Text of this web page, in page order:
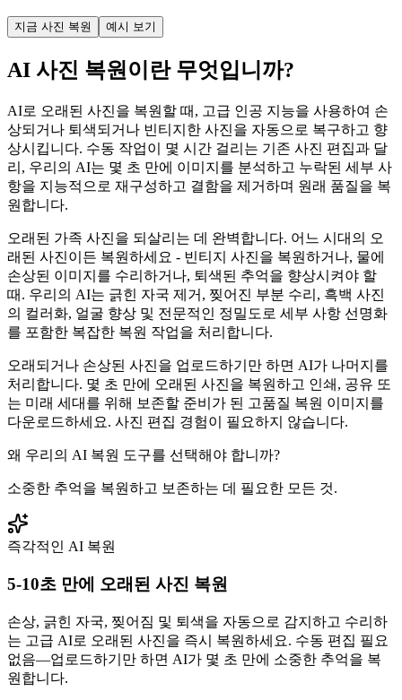
지금 사진 복원 예시 보기
AI 사진 복원이란 무엇입니까?
AI로 오래된 사진을 복원할 때, 고급 인공 지능을 사용하여 손
상되거나 퇴색되거나 빈티지한 사진을 자동으로 복구하고 향
상시킵니다. 수동 작업이 몇 시간 걸리는 기존 사진 편집과 달
리, 우리의 AI는 몇 초 만에 이미지를 분석하고 누락된 세부 사
항을 지능적으로 재구성하고 결함을 제거하며 원래 품질을 복
원합니다.
오래된 가족 사진을 되살리는 데 완벽합니다. 어느 시대의 오
래된 사진이든 복원하세요 - 빈티지 사진을 복원하거나, 물에
손상된 이미지를 수리하거나, 퇴색된 추억을 향상시켜야 할
때. 우리의 AI는 긁힌 자국 제거, 찢어진 부분 수리, 흑백 사진
의 컬러화, 얼굴 향상 및 전문적인 정밀도로 세부 사항 선명화
를 포함한 복잡한 복원 작업을 처리합니다.
오래되거나 손상된 사진을 업로드하기만 하면 AI가 나머지를
처리합니다. 몇 초 만에 오래된 사진을 복원하고 인쇄, 공유 또
는 미래 세대를 위해 보존할 준비가 된 고품질 복원 이미지를
다운로드하세요. 사진 편집 경험이 필요하지 않습니다.
왜 우리의 AI 복원 도구를 선택해야 합니까?
소중한 추억을 복원하고 보존하는 데 필요한 모든 것.
즉각적인 AI 복원
5-10초 만에 오래된 사진 복원
손상, 긁힌 자국, 찢어짐 및 퇴색을 자동으로 감지하고 수리하
는 고급 AI로 오래된 사진을 즉시 복원하세요. 수동 편집 필요
없음—업로드하기만 하면 AI가 몇 초 만에 소중한 추억을 복
원합니다.